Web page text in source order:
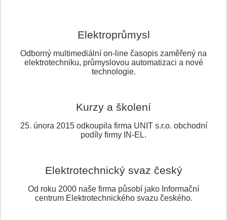
Elektroprůmysl
Odborný multimediální on-line časopis zaměřený na
elektrotechniku, průmyslovou automatizaci a nové
technologie.
Kurzy a školení
25. února 2015 odkoupila firma UNIT s.r.o. obchodní
podíly firmy IN-EL.
Elektrotechnický svaz český
Od roku 2000 naše firma působí jako Informační
centrum Elektrotechnického svazu českého.